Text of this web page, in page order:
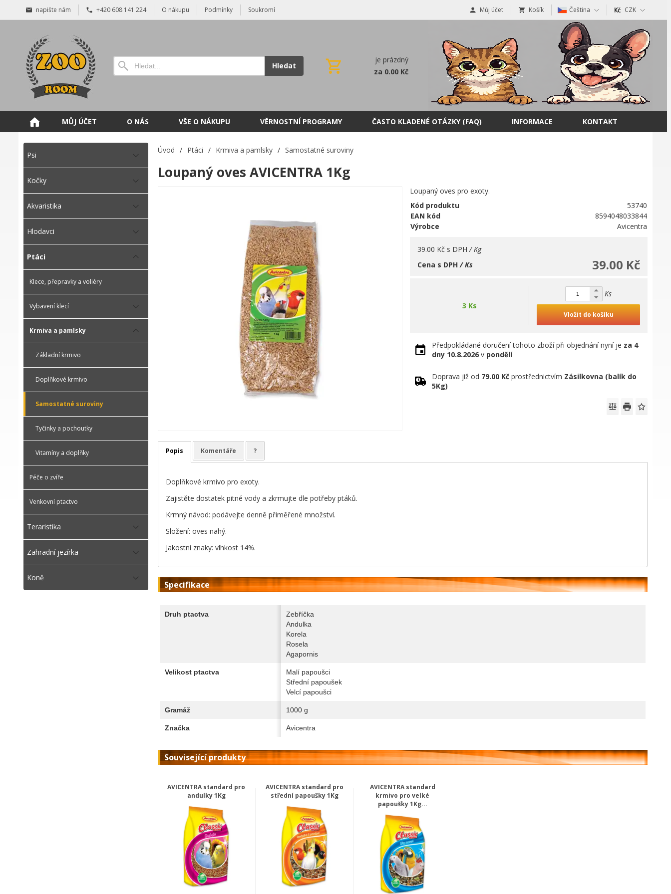
napište nám +420 608 141 224 O nákupu Podmínky Soukromí Můj účet Košík Čeština CZK
Hledat
je prázdný
za 0.00 Kč
MŮJ ÚČET O NÁS VŠE O NÁKUPU VĚRNOSTNÍ PROGRAMY ČASTO KLADENÉ OTÁZKY (FAQ) INFORMACE KONTAKT
Psi
Kočky
Akvaristika
Hlodavci
Ptáci
Klece, přepravky a voliéry
Vybavení klecí
Krmiva a pamlsky
Základní krmivo
Doplňkové krmivo
Samostatné suroviny
Tyčinky a pochoutky
Vitamíny a doplňky
Péče o zvíře
Venkovní ptactvo
Teraristika
Zahradní jezírka
Koně
Úvod / Ptáci / Krmiva a pamlsky / Samostatné suroviny
Loupaný oves AVICENTRA 1Kg
Loupaný oves pro exoty.
Kód produktu
53740
EAN kód
8594048033844
Výrobce
Avicentra
39.00 Kč s DPH / Kg
39.00 Kč
Cena s DPH/ Ks
3 Ks
Ks
Vložit do košíku
Předpokládané doručení tohoto zboží při objednání nyní je za 4
dny 10.8.2026 v pondělí
Doprava již od 79.00 Kč prostřednictvím Zásilkovna (balík do
5Kg)
Popis Komentáře ?
Doplňkové krmivo pro exoty.
Zajistěte dostatek pitné vody a zkrmujte dle potřeby ptáků.
Krmný návod: podávejte denně přiměřené množství.
Složení: oves nahý.
Jakostní znaky: vlhkost 14%.
Specifikace
Druh ptactva
Zebříčka
Andulka
Korela
Rosela
Agapornis
Velikost ptactva
Malí papoušci
Střední papoušek
Velcí papoušci
Gramáž 1000 g
Značka Avicentra
Související produkty
AVICENTRA standard pro
andulky 1Kg
AVICENTRA standard pro
střední papoušky 1Kg
AVICENTRA standard
krmivo pro velké
papoušky 1Kg...